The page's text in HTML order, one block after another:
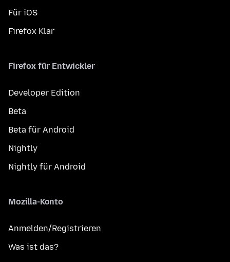
Für iOS
Firefox Klar
Firefox für Entwickler
Developer Edition
Beta
Beta für Android
Nightly
Nightly für Android
Mozilla-Konto
Anmelden/Registrieren
Was ist das?